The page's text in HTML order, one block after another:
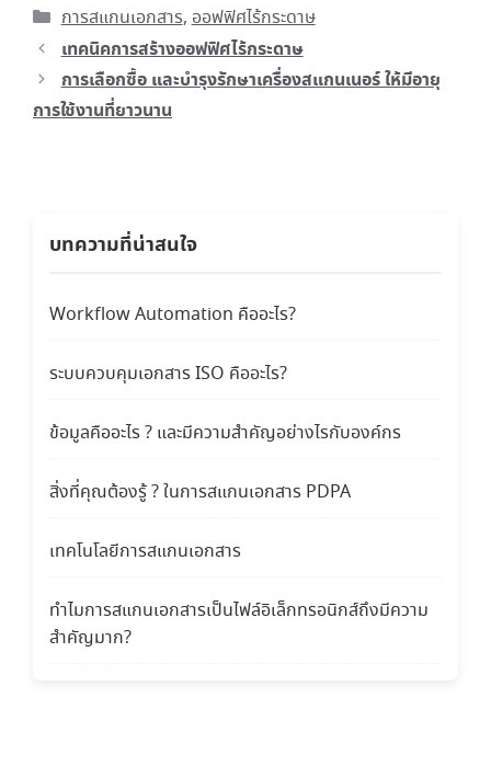
Categories
การสแกนเอกสาร, ออฟฟิศไร้กระดาษ
เทคนิคการสร้างออฟฟิศไร้กระดาษ
การเลือกซื้อ และบำรุงรักษาเครื่องสแกนเนอร์ ให้มีอายุ
การใช้งานที่ยาวนาน
บทความที่น่าสนใจ
Workflow Automation คืออะไร?
ระบบควบคุมเอกสาร ISO คืออะไร?
ข้อมูลคืออะไร ? และมีความสำคัญอย่างไรกับองค์กร
สิ่งที่คุณต้องรู้ ? ในการสแกนเอกสาร PDPA
เทคโนโลยีการสแกนเอกสาร
ทำไมการสแกนเอกสารเป็นไฟล์อิเล็กทรอนิกส์ถึงมีความ
สำคัญมาก?